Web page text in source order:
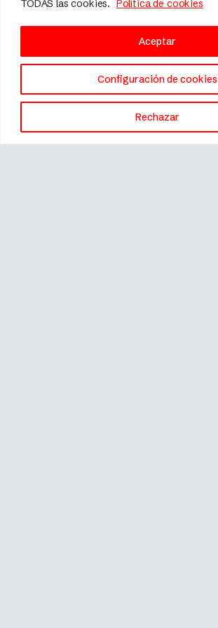
TODAS las cookies. Política de cookies
Configuración de cookies
Rechazar
Aceptar